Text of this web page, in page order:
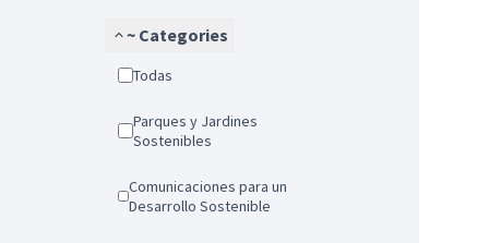
~ Categories
Todas
Parques y Jardines
Sostenibles
Comunicaciones para un
Desarrollo Sostenible